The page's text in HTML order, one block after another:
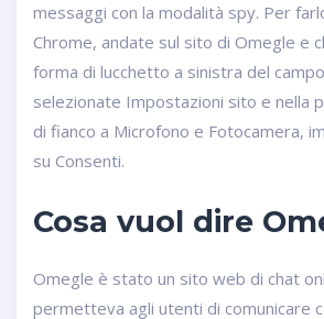
messaggi con la modalità spy. Per
Chrome, andate sul sito di Omegle e
forma di lucchetto a sinistra del
selezionate Impostazioni sito e nella
di fianco a Microfono e Fotocamera,
su Consenti.
Cosa vuol dire
Omegle è stato un sito web di chat
permetteva agli utenti di comunicare